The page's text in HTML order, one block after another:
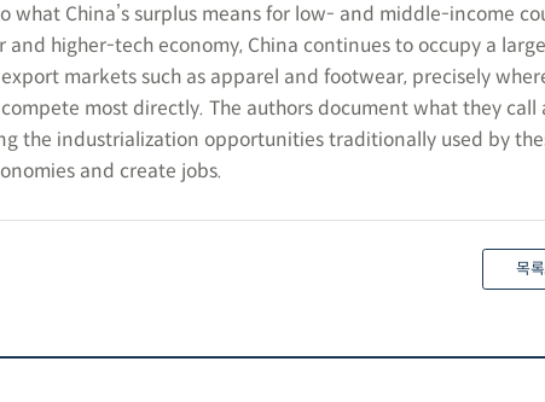
what China’s surplus means for low- and middle-income
and higher-tech economy, China continues to occupy a
markets such as apparel and footwear, precisely
most directly. The authors document what they call
the industrialization opportunities traditionally used by
and create jobs.
목